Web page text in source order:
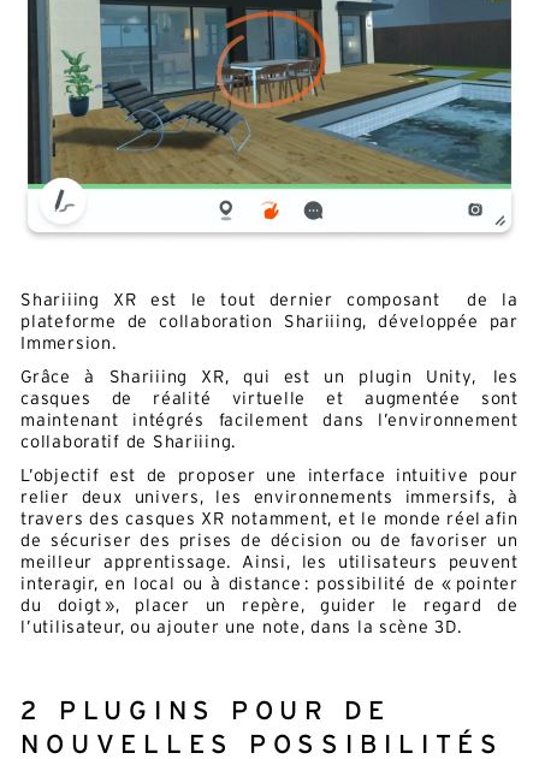
Shariiing XR est le tout dernier composant de la
plateforme de collaboration Shariiing, développée par
Immersion.
Grâce à Shariiing XR, qui est un plugin Unity, les
casques de réalité virtuelle et augmentée sont
maintenant intégrés facilement dans l’environnement
collaboratif de Shariiing.
L’objectif est de proposer une interface intuitive pour
relier deux univers, les environnements immersifs, à
travers des casques XR notamment, et le monde réel afin
de sécuriser des prises de décision ou de favoriser un
meilleur apprentissage. Ainsi, les utilisateurs peuvent
interagir, en local ou à distance : possibilité de « pointer
du doigt », placer un repère, guider le regard de
l’utilisateur, ou ajouter une note, dans la scène 3D.
2 PLUGINS POUR DE
NOUVELLES POSSIBILITÉS